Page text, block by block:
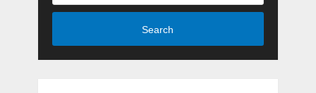
Search